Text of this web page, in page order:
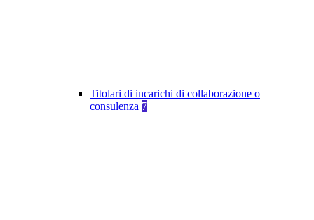
Titolari di incarichi di collaborazione o
consulenza 7